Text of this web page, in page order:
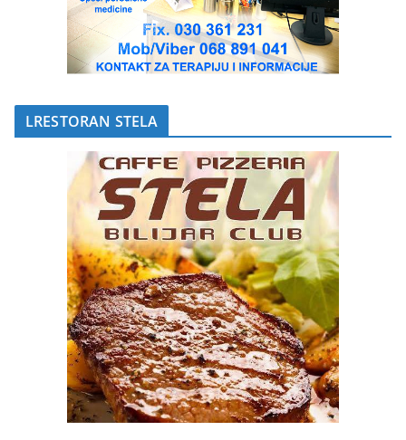
LRESTORAN STELA